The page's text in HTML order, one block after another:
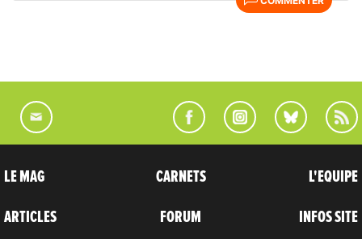
LE MAG
ARTICLES
CARNETS
FORUM
L'EQUIPE
INFOS SITE